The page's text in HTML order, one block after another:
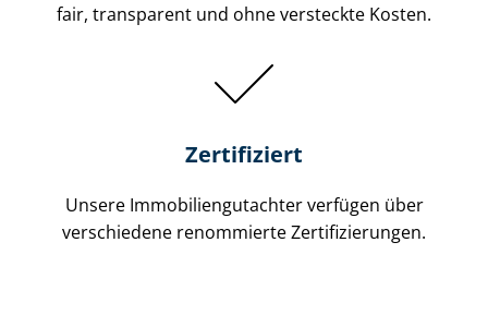
fair, transparent und ohne versteckte Kosten.
Zertifiziert
Unsere Immobilien­gutachter verfügen über
verschiedene renommierte Zer­ti­fi­zie­run­gen.